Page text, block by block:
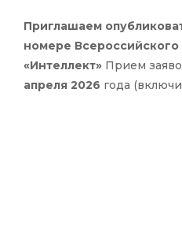
Приглашаем
номере
«Интеллект» Прием
апреля 2026 года